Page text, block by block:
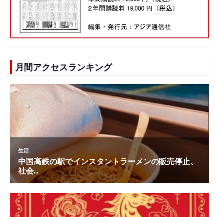
月間アクセスランキング